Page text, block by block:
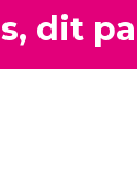
dit